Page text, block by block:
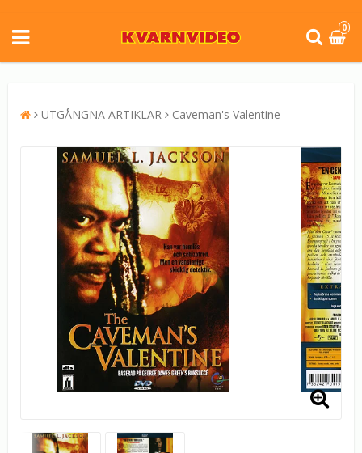
0
UTGÅNGNA ARTIKLAR Caveman's Valentine